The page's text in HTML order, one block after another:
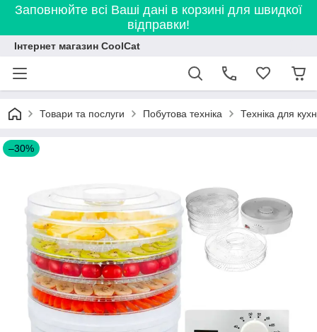
Заповнюйте всі Ваші дані в корзині для швидкої
відправки!
Інтернет магазин CoolCat
Товари та послуги Побутова техніка Техніка для
–30%